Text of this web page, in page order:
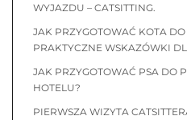
WYJAZDU – CATSITTING.
JAK PRZYGOTOWAĆ KOTA DO
PRAKTYCZNE WSKAZÓWKI
JAK PRZYGOTOWAĆ PSA DO
HOTELU?
PIERWSZA WIZYTA